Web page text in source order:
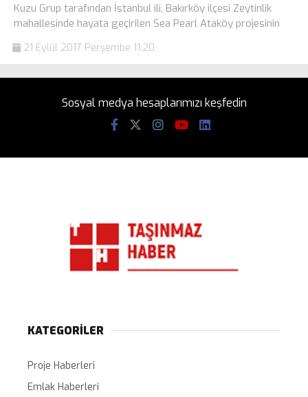
Kuzu Grup tarafından İstanbul ili, Bakırköy ilçesi Zeytinlik
mahallesinde hayata geçirilen Sea Pearl Ataköy projesinin
21 Eylül 2017 Perşembe 11:20
Sosyal medya hesaplarımızı keşfedin
KATEGORİLER
Proje Haberleri
Emlak Haberleri